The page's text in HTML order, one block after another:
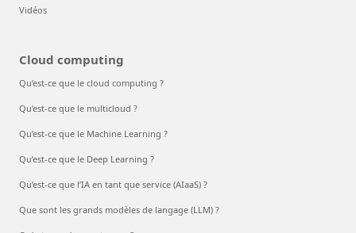
Documentation
Blog
Ressources pour les développeurs
Étudiants
Événements et webinaires
Rapports d’analystes, livres blancs et livres électroniques
Vidéos